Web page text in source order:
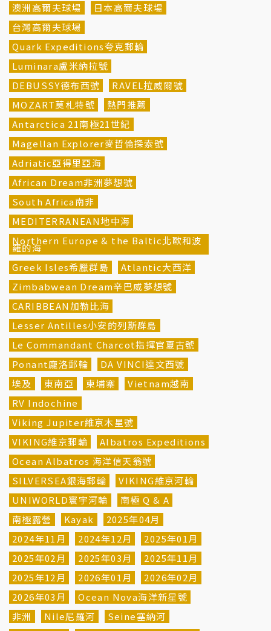
澳洲高爾夫球場
日本高爾夫球場
台灣高爾夫球場
Quark Expeditions夸克郵輪
Luminara盧米納拉號
DEBUSSY德布西號
RAVEL拉威爾號
MOZART莫札特號
熱門推薦
Antarctica 21南極21世紀
Magellan Explorer麥哲倫探索號
Adriatic亞得里亞海
African Dream非洲夢想號
South Africa南非
MEDITERRANEAN地中海
Northern Europe & the Baltic北歐和波
羅的海
Greek Isles希臘群島
Atlantic大西洋
Zimbabwean Dream辛巴威夢想號
CARIBBEAN加勒比海
Lesser Antilles小安的列斯群島
Le Commandant Charcot指揮官夏古號
Ponant龐洛郵輪
DA VINCI達文西號
埃及
東南亞 柬埔寨
Vietnam越南
RV Indochine
Viking Jupiter維京木星號
VIKING維京郵輪
Albatros Expeditions
Ocean Albatros 海洋信天翁號
SILVERSEA銀海郵輪
VIKING維京河輪
UNIWORLD寰宇河輪
南極 Q & A
南極露營
Kayak
2025年04月
2024年11月
2024年12月
2025年01月
2025年02月
2025年03月
2025年11月
2025年12月
2026年01月
2026年02月
2026年03月
Ocean Nova海洋新星號
非洲
Nile尼羅河
Seine塞納河